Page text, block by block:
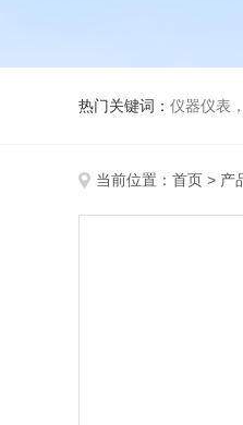
热门关键词： 仪器仪表
当前位置： 首页 > 产